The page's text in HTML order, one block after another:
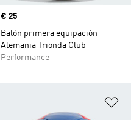
Precio
€ 25
Balón primera equipación
Alemania Trionda Club
Performance